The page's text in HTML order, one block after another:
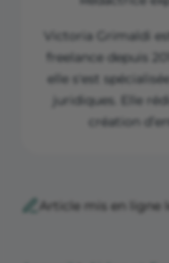
Victoria Grimaldi
freelance depuis
elle s'est
juridiques. Elle
création
Article mis en ligne